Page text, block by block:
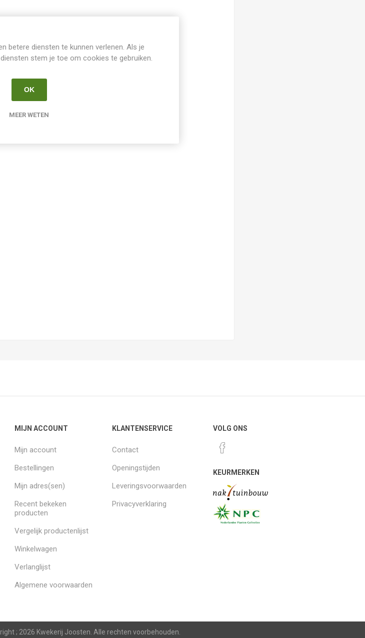
MIJN ACCOUNT
Mijn account
Bestellingen
Mijn adres(sen)
Recent bekeken
producten
Vergelijk productenlijst
Winkelwagen
Verlanglijst
Algemene voorwaarden
KLANTENSERVICE
Contact
Openingstijden
Leveringsvoorwaarden
Privacyverklaring
VOLG ONS
KEURMERKEN
; 2026 Kwekerij Joosten. Alle rechten voorbehouden.
betere diensten te kunnen verlenen. Als je
stem je toe om cookies te gebruiken.
OK
MEER WETEN